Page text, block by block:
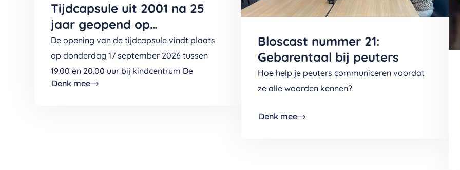
Tijdcapsule uit 2001 na 25
jaar geopend op
Kindcentrum De Boomladder
(v/h De Wingerd)
De opening van de tijdcapsule vindt plaats
op donderdag 17 september 2026 tussen
19.00 en 20.00 uur bij kindcentrum De
Boomladder
Denk mee
Bloscast nummer 21:
Gebarentaal bij peuters
Hoe help je peuters communiceren voordat
ze alle woorden kennen?
Denk mee